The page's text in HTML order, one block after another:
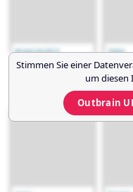
Stimmen Sie einer
um diesen
Outbrain